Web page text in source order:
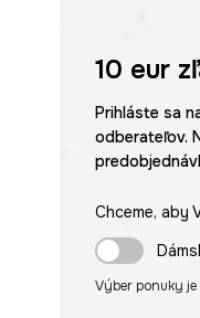
10 eur
Prihláste sa
odberateľov.
Chceme, aby
Výber ponuky